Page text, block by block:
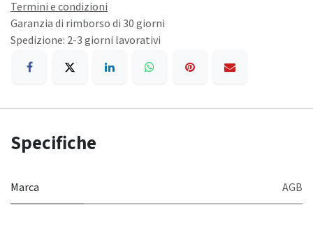
Termini e condizioni
Garanzia di rimborso di 30 giorni
Spedizione: 2-3 giorni lavorativi
Specifiche
Marca AGB